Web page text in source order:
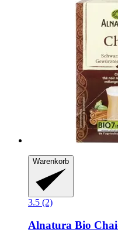
Warenkorb
3.5 (2)
Alnatura Bio